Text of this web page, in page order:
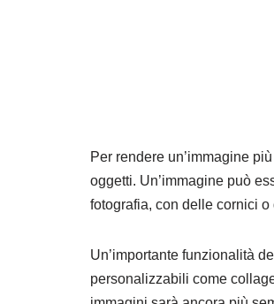
Per rendere un’immagine
oggetti. Un’immagine può
fotografia, con delle cornici o
Un’importante funzionalità
personalizzabili come